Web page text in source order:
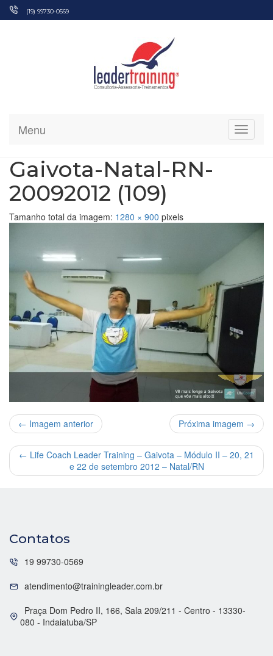
Pular
(19) 99730-0569
Menu
Gaivota-Natal-RN-
20092012 (109)
Tamanho total da imagem: 1280 × 900 pixels
← Imagem anterior Próxima imagem →
← Life Coach Leader Training – Gaivota – Módulo II – 20, 21
e 22 de setembro 2012 – Natal/RN
Contatos
19 99730-0569
atendimento@trainingleader.com.br
Praça Dom Pedro II, 166, Sala 209/211 - Centro - 13330-
080 - Indaiatuba/SP